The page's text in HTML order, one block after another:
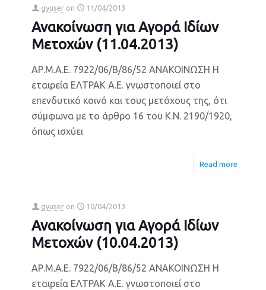
gyuser on 11/04/2013
Ανακοίνωση για Αγορά Ιδίων
Μετοχών (11.04.2013)
ΑΡ.Μ.Α.Ε. 7922/06/Β/86/52 ΑΝΑΚΟΙΝΩΣΗ Η
εταιρεία ΕΛΤΡΑΚ Α.Ε. γνωστοποιεί στο
επενδυτικό κοινό και τους μετόχους της, ότι
σύμφωνα με το άρθρο 16 του Κ.Ν. 2190/1920,
όπως ισχύει
Read more
gyuser on 10/04/2013
Ανακοίνωση για Αγορά Ιδίων
Μετοχών (10.04.2013)
ΑΡ.Μ.Α.Ε. 7922/06/Β/86/52 ΑΝΑΚΟΙΝΩΣΗ Η
εταιρεία ΕΛΤΡΑΚ Α.Ε. γνωστοποιεί στο